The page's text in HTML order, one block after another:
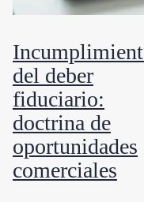
del deber
fiduciario:
doctrina de
oportunidades
comerciales